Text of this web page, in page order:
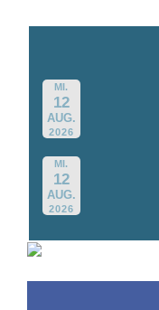
MI.
12
AUG.
2026
MI.
12
AUG.
2026